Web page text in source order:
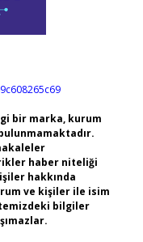
bir marka, kurum
haber niteliği
hakkında
ve kişiler ile isim
bilgiler